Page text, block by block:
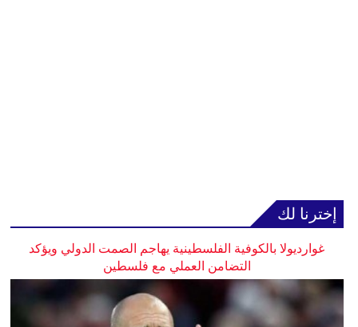
إخترنا لك
غوارديولا بالكوفية الفلسطينية يهاجم الصمت الدولي ويؤكد
التضامن العملي مع فلسطين